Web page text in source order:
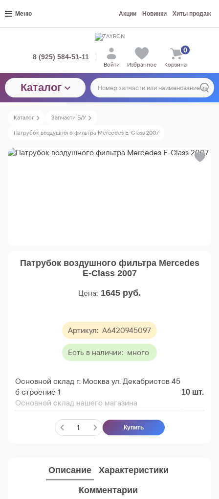
Меню Акции Новинки Хиты продаж
8 (925) 584-51-11
Войти
Избранное Корзина
0
Каталог
Каталог
Запчасти Б/У
Патрубок воздушного фильтра Mercedes E-Class 2007
Патрубок воздушного фильтра Mercedes
E-Class 2007
Артикул: A6420945097
Есть в наличии: много
Цена: 1645 руб.
Основной склад г. Москва ул. Декабристов 45
б строение 1
Основной склад нашего магазина
10 шт.
Купить
Описание Характеристики
Комментарии